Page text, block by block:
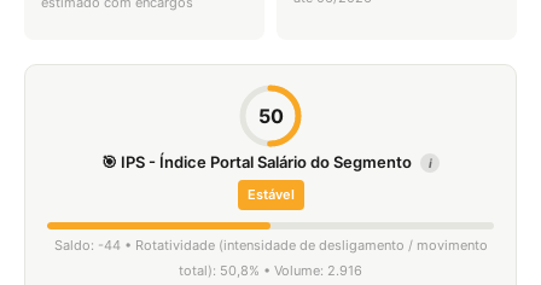
50
🎯 IPS - Índice Portal Salário do Segmento i
Estável
Saldo: -44 • Rotatividade (intensidade de desligamento / movimento
total): 50,8% • Volume: 2.916